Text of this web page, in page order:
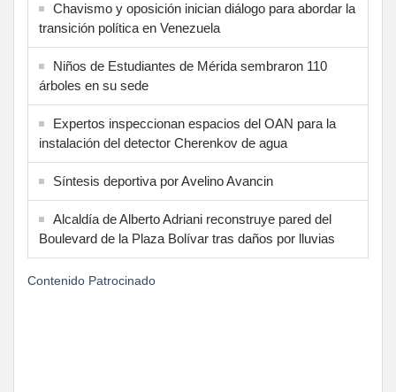
Chavismo y oposición inician diálogo para abordar la
transición política en Venezuela
Niños de Estudiantes de Mérida sembraron 110
árboles en su sede
Expertos inspeccionan espacios del OAN para la
instalación del detector Cherenkov de agua
Síntesis deportiva por Avelino Avancin
Alcaldía de Alberto Adriani reconstruye pared del
Boulevard de la Plaza Bolívar tras daños por lluvias
Contenido Patrocinado